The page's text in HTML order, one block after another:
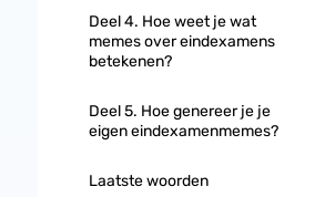
Deel 4. Hoe weet je wat
memes over eindexamens
betekenen?
Deel 5. Hoe genereer je je
eigen eindexamenmemes?
Laatste woorden